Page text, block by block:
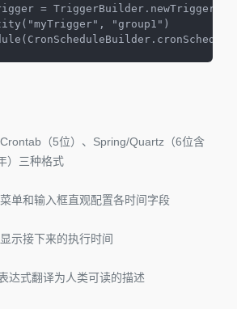
= TriggerBuilder.newTrigger()
"group1")
（5位）、Spring/Quartz（6位含
）三种格式
单和输入框直观配置各时间字段
示接下来的执行时间
达式翻译为人类可读的描述